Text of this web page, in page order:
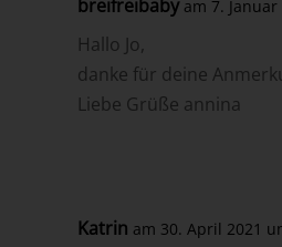
breifreibaby am 7.
Hallo Jo,
danke für deine
Liebe Grüße annina
Katrin am 30. April 2021